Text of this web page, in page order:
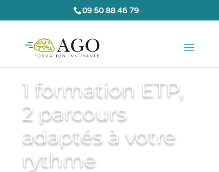
09 50 88 46 79
1 formation ETP,
2 parcours
adaptés à votre
rythme